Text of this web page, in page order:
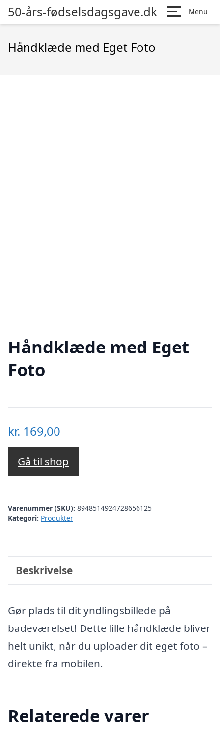
50-års-fødselsdagsgave.dk Menu
Håndklæde med Eget Foto
Håndklæde med Eget
Foto
kr. 169,00
Gå til shop
Varenummer (SKU): 8948514924728656125
Kategori: Produkter
Beskrivelse
Gør plads til dit yndlingsbillede på
badeværelset! Dette lille håndklæde bliver
helt unikt, når du uploader dit eget foto –
direkte fra mobilen.
Relaterede varer